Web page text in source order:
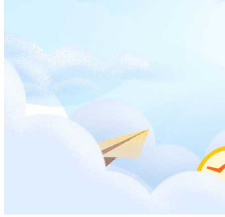
地计量院事业单位优势独一无二。
强校，光电检测、光学设备赛道不愁就业。
校王牌，央企校招机会丰富。